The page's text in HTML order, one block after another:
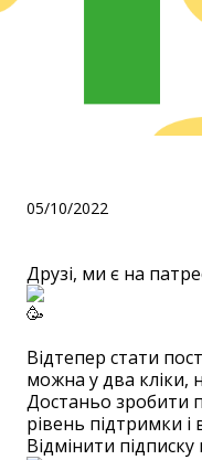
05/10/2022
Друзі, ми є на
Відтепер стати
можна у два кліки,
Достаньо зробити
рівень підтримки
Відмінити